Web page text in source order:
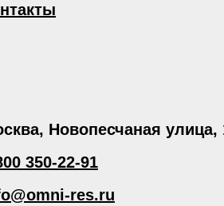
Новопесчаная улица,
350-22-91
res.ru